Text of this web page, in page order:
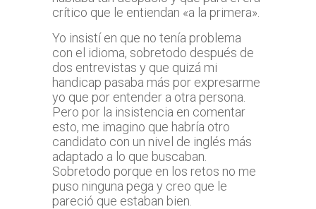
crítico que le entiendan «a la primera».
Yo insistí en que no tenía problema
con el idioma, sobretodo después de
dos entrevistas y que quizá mi
handicap pasaba más por expresarme
yo que por entender a otra persona.
Pero por la insistencia en comentar
esto, me imagino que habría otro
candidato con un nivel de inglés más
adaptado a lo que buscaban.
Sobretodo porque en los retos no me
puso ninguna pega y creo que le
pareció que estaban bien.